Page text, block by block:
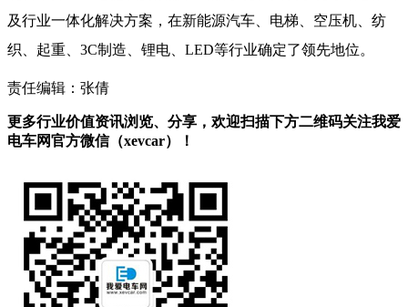
及行业一体化解决方案，在新能源汽车、电梯、空压机、纺
织、起重、3C制造、锂电、LED等行业确定了领先地位。
责任编辑：张倩
更多行业价值资讯浏览、分享，欢迎扫描下方二维码关注我爱
电车网官方微信（xevcar）！